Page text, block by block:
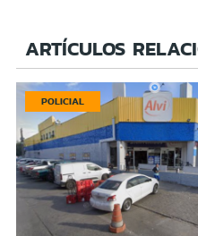
ARTÍCULOS
POLICIAL